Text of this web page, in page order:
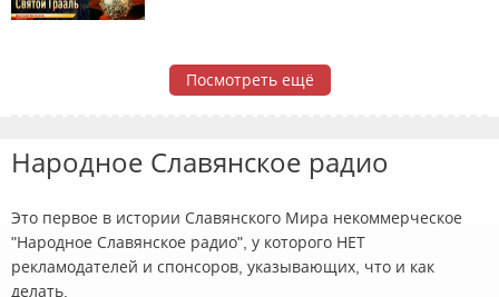
Посмотреть ещё
Народное Славянское радио
Это первое в истории Славянского Мира некоммерческое
"Народное Славянское радио", у которого НЕТ
рекламодателей и спонсоров, указывающих, что и как
делать.